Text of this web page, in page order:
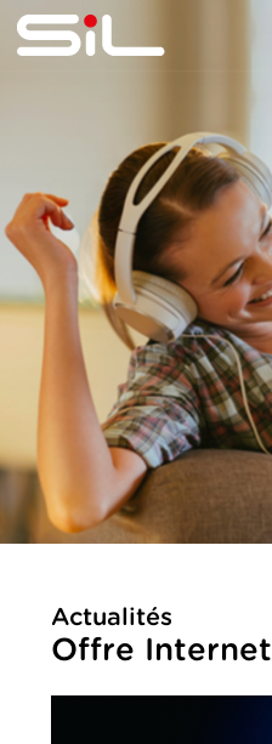
multimédia
Actualités
Offre Internet